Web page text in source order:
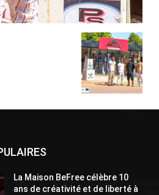
La Maison BeFree célèbre 10
ans de créativité et de liberté à